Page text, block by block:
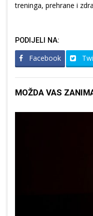
treninga, prehrane i
PODIJELI NA:
Facebook
MOŽDA VAS